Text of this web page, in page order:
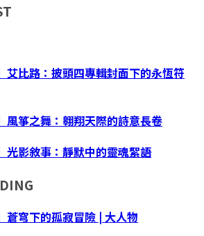
艾比路：披頭四專輯封面下的永恆符
風箏之舞：翱翔天際的詩意長卷
光影敘事：靜默中的靈魂絮語
蒼穹下的孤寂冒險 | 大人物